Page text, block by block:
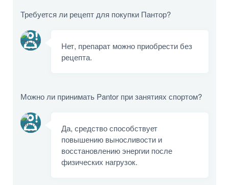
Требуется ли рецепт для покупки Пантор?
Нет, препарат можно приобрести без
рецепта.
Можно ли принимать Pantor при занятиях спортом?
Да, средство способствует
повышению выносливости и
восстановлению энергии после
физических нагрузок.